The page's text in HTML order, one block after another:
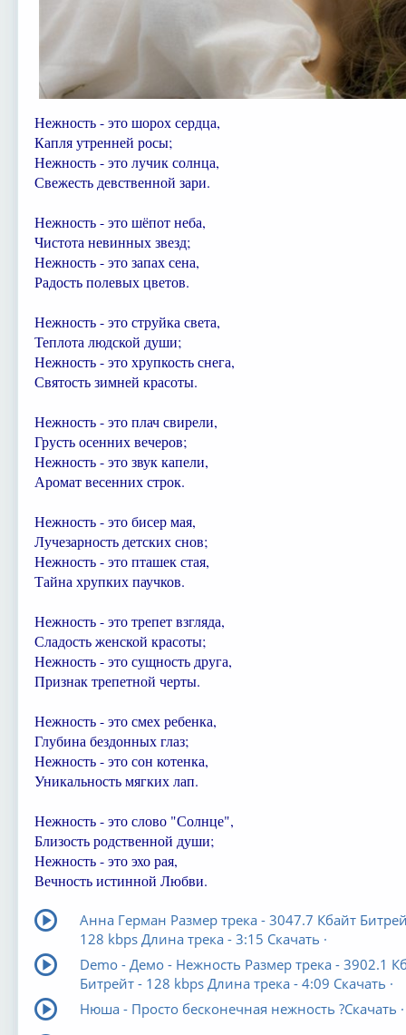
Нежность - это шорох сердца,
Капля утренней росы;
Нежность - это лучик солнца,
Свежесть девственной зари.
Нежность - это шёпот неба,
Чистота невинных звезд;
Нежность - это запах сена,
Радость полевых цветов.
Нежность - это струйка света,
Теплота людской души;
Нежность - это хрупкость снега,
Святость зимней красоты.
Нежность - это плач свирели,
Грусть осенних вечеров;
Нежность - это звук капели,
Аромат весенних строк.
Нежность - это бисер мая,
Лучезарность детских снов;
Нежность - это пташек стая,
Тайна хрупких паучков.
Нежность - это трепет взгляда,
Сладость женской красоты;
Нежность - это сущность друга,
Признак трепетной черты.
Нежность - это смех ребенка,
Глубина бездонных глаз;
Нежность - это сон котенка,
Уникальность мягких лап.
Нежность - это слово "Солнце",
Близость родственной души;
Нежность - это эхо рая,
Вечность истинной Любви.
Анна Герман Размер трека - 3047.7 Кбайт
128 kbps Длина трека - 3:15 Скачать ·
Demo - Демо - Нежность Размер трека - 3902.1
Битрейт - 128 kbps Длина трека - 4:09 Скачать ·
Нюша - Просто бесконечная нежность ?Скачать ·